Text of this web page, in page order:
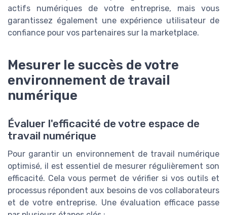
actifs numériques de votre entreprise, mais vous
garantissez également une expérience utilisateur de
confiance pour vos partenaires sur la marketplace.
Mesurer le succès de votre
environnement de travail
numérique
Évaluer l'efficacité de votre espace de
travail numérique
Pour garantir un environnement de travail numérique
optimisé, il est essentiel de mesurer régulièrement son
efficacité. Cela vous permet de vérifier si vos outils et
processus répondent aux besoins de vos collaborateurs
et de votre entreprise. Une évaluation efficace passe